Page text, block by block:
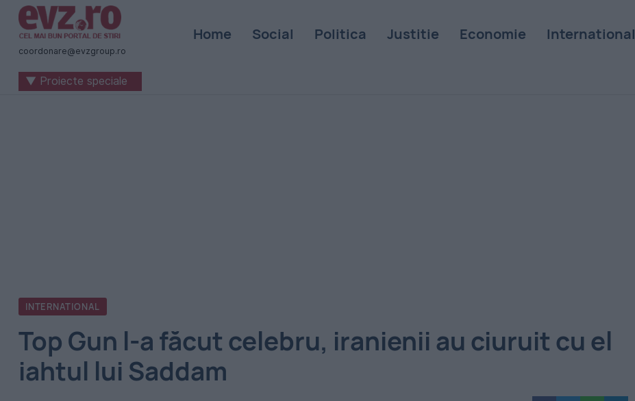
Știri
naționale
internaționale
coordonare@evzgroup.ro
Home Social Politica Justitie Economie International
▼ Proiecte speciale
INTERNATIONAL
Top Gun l-a făcut celebru, iranienii au ciuruit cu el
iahtul lui Saddam